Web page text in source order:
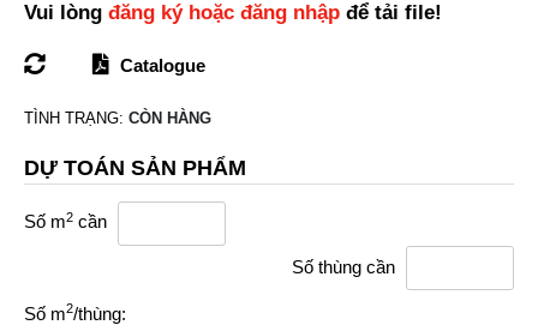
Vui lòng đăng ký hoặc đăng nhập để tải file!
Catalogue
TÌNH TRẠNG: CÒN HÀNG
DỰ TOÁN SẢN PHẨM
Số m2 cần
Số thùng cần
Số m2/thùng: